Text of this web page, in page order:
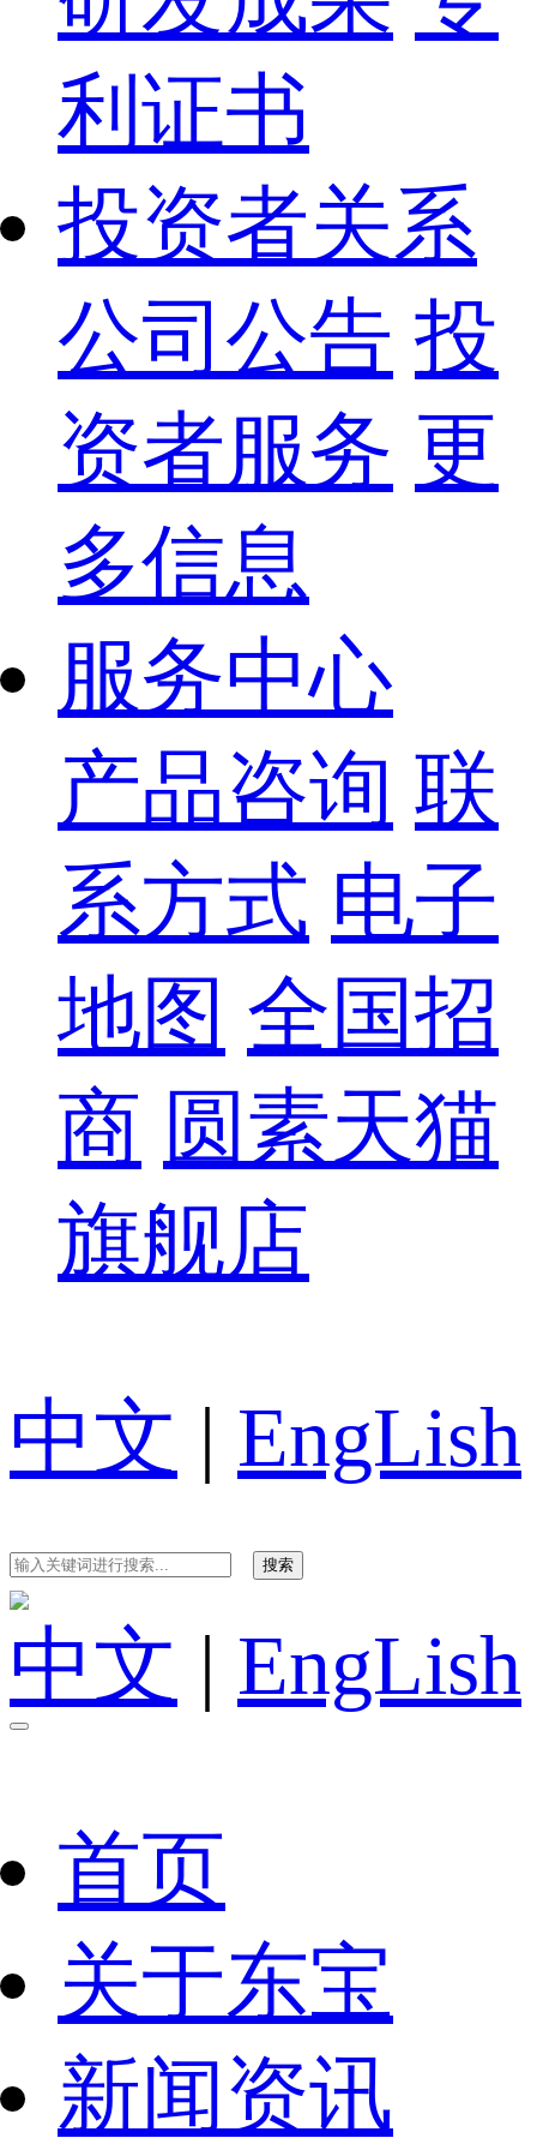
利证书
投资者关系
公司公告 投
资者服务 更
多信息
服务中心
产品咨询 联
系方式 电子
地图 全国招
商 圆素天猫
旗舰店
中文 | EngLish
中文 | EngLish
首页
关于东宝
新闻资讯